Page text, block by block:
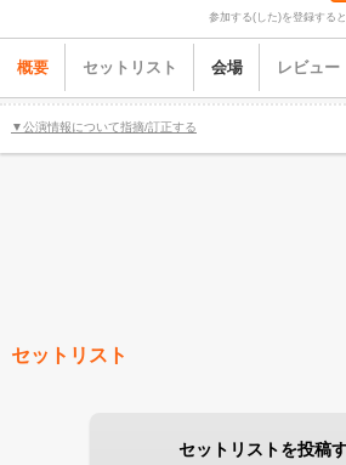
参加する(した)を登録する
概要 セットリスト 会場 レビュー
▼公演情報について指摘/訂正する
セットリスト
セットリストを投稿